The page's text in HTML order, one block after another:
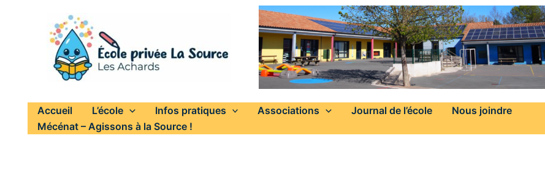
Accueil L’école Infos pratiques Associations Journal de l’école
Nous joindre
Mécénat – Agissons à la Source !